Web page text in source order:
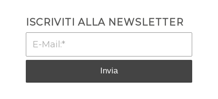
ISCRIVITI ALLA NEWSLETTER